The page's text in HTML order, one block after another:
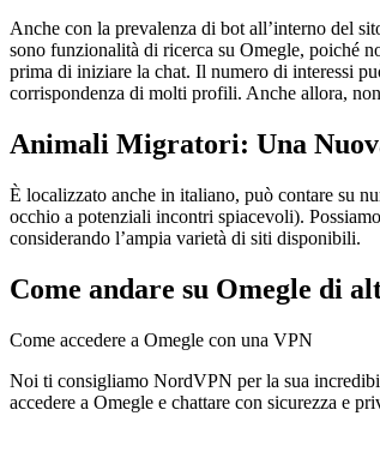
Anche con la prevalenza di bot all’interno del
sono funzionalità di ricerca su Omegle, poiché
prima di iniziare la chat. Il numero di interessi
corrispondenza di molti profili. Anche allora,
Animali Migratori: Una
È localizzato anche in italiano, può contare su
occhio a potenziali incontri spiacevoli).
considerando l’ampia varietà di siti disponibili.
Come andare su Omegle di
Come accedere a Omegle con una VPN
Noi ti consigliamo NordVPN per la sua
accedere a Omegle e chattare con sicurezza e